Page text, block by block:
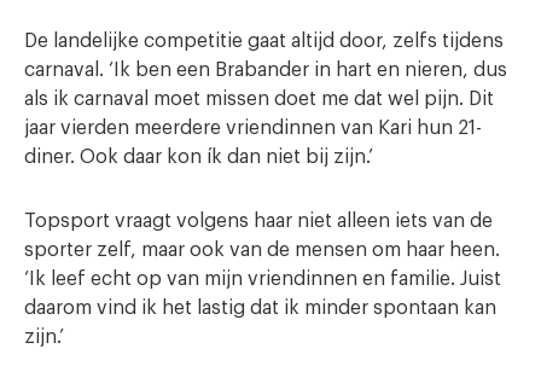
De landelijke competitie gaat altijd door, zelfs tijdens
carnaval. ‘Ik ben een Brabander in hart en nieren, dus
als ik carnaval moet missen doet me dat wel pijn. Dit
jaar vierden meerdere vriendinnen van Kari hun 21-
diner. Ook daar kon ík dan niet bij zijn.’
Topsport vraagt volgens haar niet alleen iets van de
sporter zelf, maar ook van de mensen om haar heen.
‘Ik leef echt op van mijn vriendinnen en familie. Juist
daarom vind ik het lastig dat ik minder spontaan kan
zijn.’